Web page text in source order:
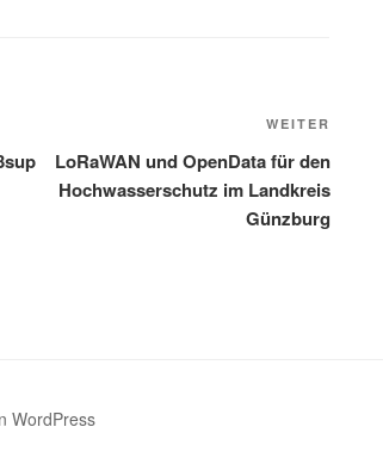
Beitrag
WEITER
LoRaWAN und OpenData für den
Hochwasserschutz im Landkreis
Günzburg
WordPress